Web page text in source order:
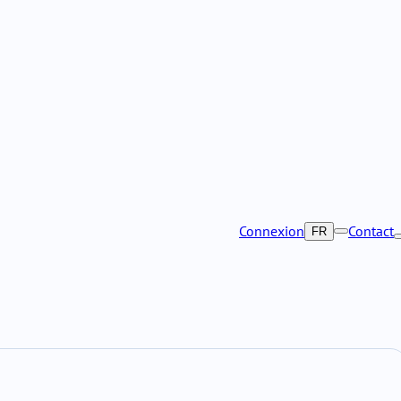
Connexion FR Contact